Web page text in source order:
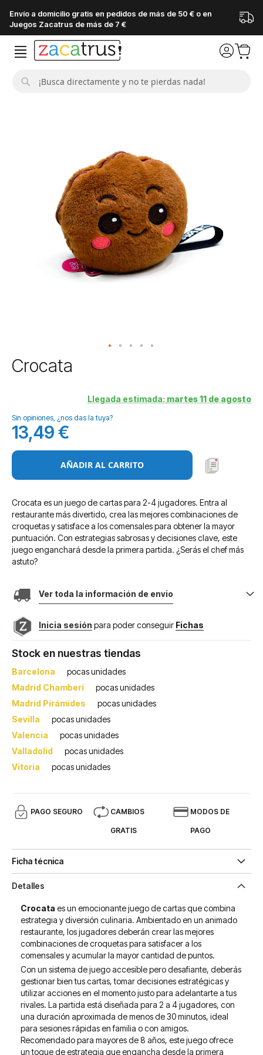
Envío a domicilio gratis en pedidos de más de 50 € o en
Juegos Zacatrus de más de 7 €
Saltar
al
galería
de
imágenes
Crocata
Llegada estimada: martes 11 de agosto
Sin opiniones, ¿nos das la tuya?
13,49 €
AÑADIR AL CARRITO
Crocata es un juego de cartas para 2-4 jugadores. Entra al
restaurante más divertido, crea las mejores combinaciones de
croquetas y satisface a los comensales para obtener la mayor
puntuación. Con estrategias sabrosas y decisiones clave, este
juego enganchará desde la primera partida. ¿Serás el chef más
astuto?
Ver toda la información de envio
Inicia sesión para poder conseguir Fichas
Stock en nuestras tiendas
Barcelona
pocas unidades
Madrid Chamberí
pocas unidades
Madrid Pirámides
pocas unidades
Sevilla
pocas unidades
Valencia
pocas unidades
Valladolid
pocas unidades
Vitoria
pocas unidades
PAGO SEGURO CAMBIOS
GRATIS
MODOS DE
PAGO
Ficha técnica
Detalles
Crocata es un emocionante juego de cartas que combina
estrategia y diversión culinaria. Ambientado en un animado
restaurante, los jugadores deberán crear las mejores
combinaciones de croquetas para satisfacer a los
comensales y acumular la mayor cantidad de puntos.
Con un sistema de juego accesible pero desafiante, deberás
gestionar bien tus cartas, tomar decisiones estratégicas y
utilizar acciones en el momento justo para adelantarte a tus
rivales. La partida está diseñada para 2 a 4 jugadores, con
una duración aproximada de menos de 30 minutos, ideal
para sesiones rápidas en familia o con amigos.
Recomendado para mayores de 8 años, este juego ofrece
un toque de estrategia que engancha desde la primera